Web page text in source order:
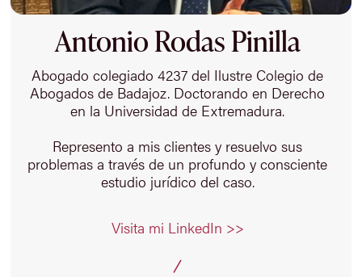
Antonio Rodas Pinilla
Abogado colegiado 4237 del Ilustre Colegio de
Abogados de Badajoz. Doctorando en Derecho
en la Universidad de Extremadura.
Represento a mis clientes y resuelvo sus
problemas a través de un profundo y consciente
estudio jurídico del caso.
Visita mi LinkedIn >>